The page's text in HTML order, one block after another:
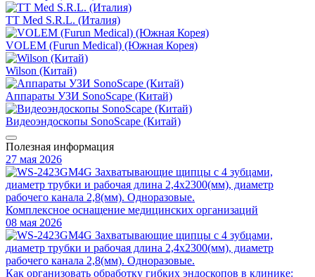
TT Med S.R.L. (Италия)
VOLEM (Furun Medical) (Южная Корея)
Wilson (Китай)
Аппараты УЗИ SonoScape (Китай)
Видеоэндоскопы SonoScape (Китай)
Полезная информация
27 мая 2026
Комплексное оснащение медицинских организаций
08 мая 2026
Как организовать обработку гибких эндоскопов в клинике: